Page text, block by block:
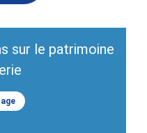
sur le patrimoine